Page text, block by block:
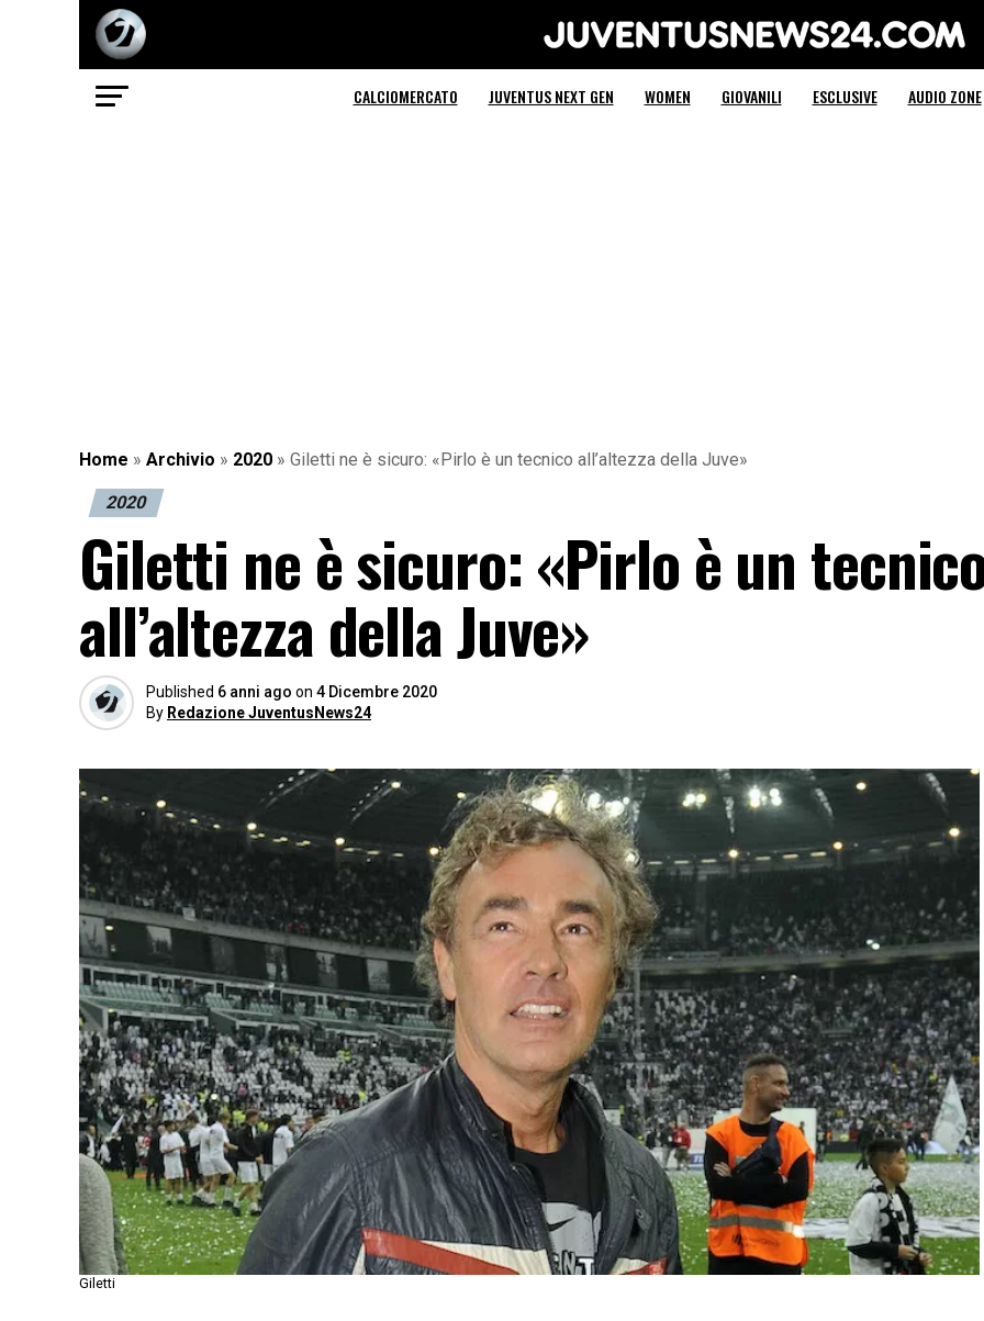
Juventus News 24
CALCIOMERCATO JUVENTUS NEXT GEN WOMEN GIOVANILI ESCLUSIVE AUDIO ZONE
Home » Archivio » 2020 » Giletti ne è sicuro: «Pirlo è un tecnico all’altezza della Juve»
2020
Giletti ne è sicuro: «Pirlo è un
all’altezza della Juve»
Published 6 anni ago on 4 Dicembre 2020
By Redazione JuventusNews24
Giletti